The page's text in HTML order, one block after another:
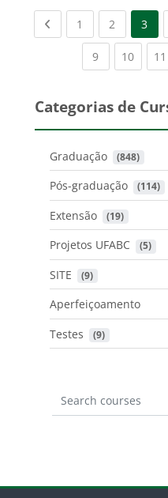
Previous page
1 (current)
2 (current)
3
9(current)
10 11
Categorias de
Graduação (848)
Pós-graduação (114)
Extensão (19)
Projetos UFABC (5)
SITE (9)
Aperfeiçoamento
Testes
(9)
Search courses